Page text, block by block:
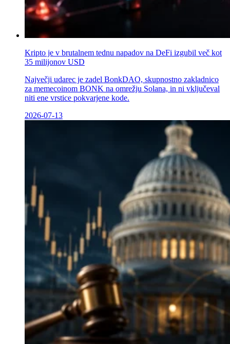
Kripto je v brutalnem tednu napadov na DeFi izgubil več kot
35 milijonov USD
Največji udarec je zadel BonkDAO, skupnostno zakladnico
za memecoinom BONK na omrežju Solana, in ni vključeval
niti ene vrstice pokvarjene kode.
2026-07-13